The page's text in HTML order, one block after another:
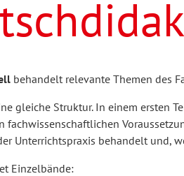
BildungBildung
und Jugendforschung
Passrecht
dvb forum
behandelt relevante Themen des
gleiche Struktur. In einem ersten
Unterrichtspraxis behandelt und,
Einzelbände: